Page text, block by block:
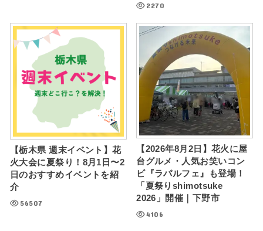
2270
【栃木県 週末イベント】花
火大会に夏祭り！8月1日〜2
日のおすすめイベントを紹
介
56507
【2026年8月2日】花火に屋
台グルメ・人気お笑いコン
ビ『ラパルフェ』も登場！
「夏祭りshimotsuke
2026」開催｜下野市
4106